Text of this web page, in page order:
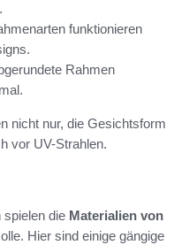
funktionieren
Rahmen
nicht nur, die Gesichtsform
vor UV-Strahlen.
spielen die Materialien von
Hier sind einige gängige